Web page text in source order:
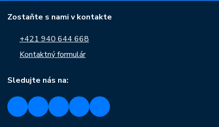
Zostaňte s nami v kontakte
+421 940 644 668
Kontaktný formulár
Sledujte nás na: